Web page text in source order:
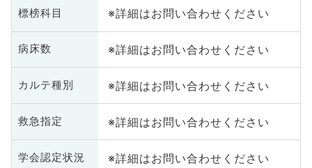
標榜科目 ※詳細はお問い合わせください
病床数 ※詳細はお問い合わせください
カルテ種別 ※詳細はお問い合わせください
救急指定 ※詳細はお問い合わせください
学会認定状況 ※詳細はお問い合わせください